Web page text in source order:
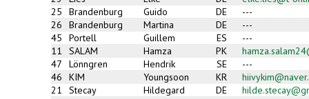
25
Brandenburg Guido DE
---
26
Brandenburg Martina DE
---
45
Portell Guillem ES
---
11
SALAM Hamza PK
47
Lönngren Hendrik SE
---
46
KIM Youngsoon KR
21
Stecay Hildegard DE